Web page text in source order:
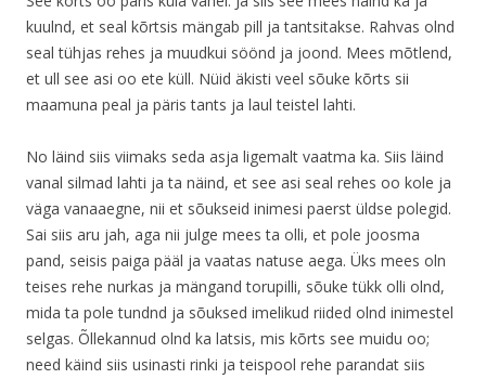
kuulnd, et seal kõrtsis mängab pill ja tantsitakse. Rahvas olnd
seal tühjas rehes ja muudkui söönd ja joond. Mees mõtlend,
et ull see asi oo ete küll. Nüid äkisti veel sõuke kõrts sii
maamuna peal ja päris tants ja laul teistel lahti.
No läind siis viimaks seda asja ligemalt vaatma ka. Siis läind
vanal silmad lahti ja ta näind, et see asi seal rehes oo kole ja
väga vanaaegne, nii et sõukseid inimesi paerst üldse polegid.
Sai siis aru jah, aga nii julge mees ta olli, et pole joosma
pand, seisis paiga pääl ja vaatas natuse aega. Üks mees oln
teises rehe nurkas ja mängand torupilli, sõuke tükk olli olnd,
mida ta pole tundnd ja sõuksed imelikud riided olnd inimestel
selgas. Õllekannud olnd ka latsis, mis kõrts see muidu oo;
need käind siis usinasti rinki ja teispool rehe parandat siis